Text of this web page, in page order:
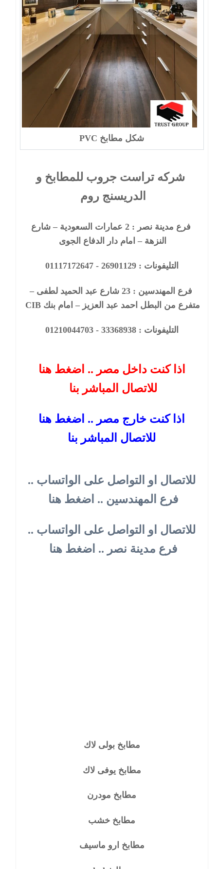
شكل مطابخ PVC
شركه تراست جروب للمطابخ و
الدريسنج روم
فرع مدينة نصر :2 عمارات السعودية – شارع
النزهة – امام دار الدفاع الجوى
التليفونات : 26901129 - 01117172647
فرع المهندسين :23 شارع عبد الحميد لطفى –
متفرع من البطل احمد عبد العزيز – امام بنك CIB
التليفونات : 33368938 - 01210044703
اذا كنت داخل مصر .. اضغط هنا
للاتصال المباشر بنا
اذا كنت خارج مصر .. اضغط هنا
للاتصال المباشر بنا
للاتصال او التواصل على الواتساب ..
فرع المهندسين .. اضغط هنا
للاتصال او التواصل على الواتساب ..
فرع مدينة نصر .. اضغط هنا
مطابخ بولى لاك
مطابخ يوفى لاك
مطابخ مودرن
مطابخ خشب
مطابخ ارو ماسيف